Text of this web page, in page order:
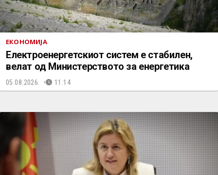
ЕКОНОМИЈА
Електроенергетскиот систем е стабилен,
велат од Министерството за енергетика
05.08.2026. 11:14